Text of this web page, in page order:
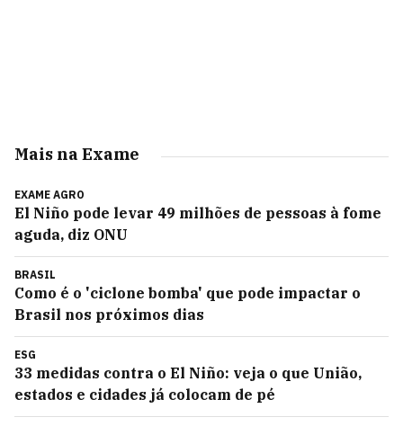
Mais na Exame
EXAME AGRO
El Niño pode levar 49 milhões de pessoas à fome
aguda, diz ONU
BRASIL
Como é o 'ciclone bomba' que pode impactar o
Brasil nos próximos dias
ESG
33 medidas contra o El Niño: veja o que União,
estados e cidades já colocam de pé